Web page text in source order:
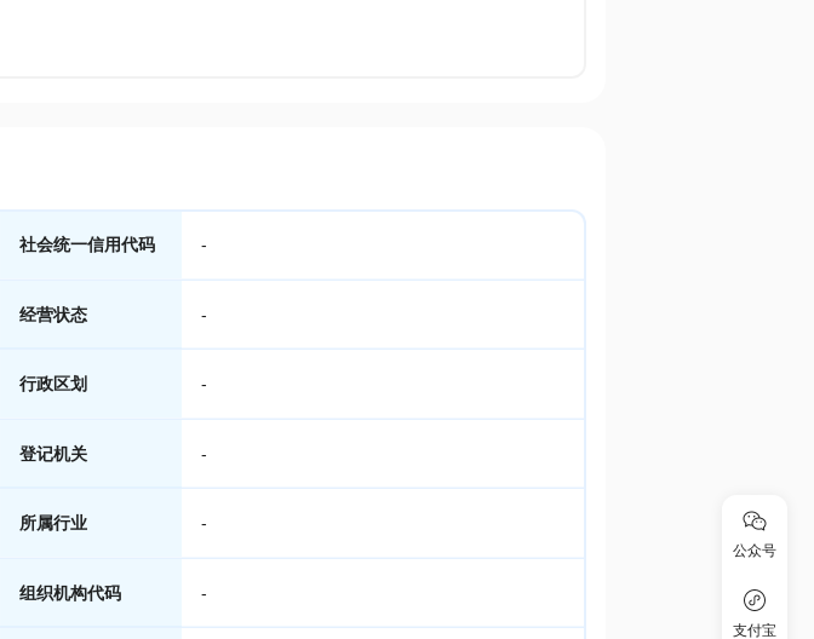
社会统一信用代码 -
经营状态 -
行政区划 -
登记机关 -
所属行业 -
组织机构代码 -
公众号
支付宝